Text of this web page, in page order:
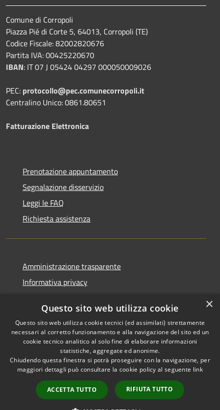
Comune di Corropoli
Piazza Pié di Corte 5, 64013, Corropoli (TE)
Codice Fiscale: 82002820676
Partita IVA: 00425220670
IBAN: IT 07 J 05424 04297 000050009026
PEC: protocollo@pec.comunecorropoli.it
Centralino Unico: 0861.80651
Fatturazione Elettronica
Prenotazione appuntamento
Segnalazione disservizio
Leggi le FAQ
Richiesta assistenza
Amministrazione trasparente
Informativa privacy
Dichiarazione di accessibilità
RSS
Accessibilità
Copyright © 2026 • Comune di
Corropoli • Powered by
Municipium•
Accesso
redazione
×
Questo sito web utilizza cookie
Questo sito web utilizza cookie tecnici (ed assimilati) strettamente
necessari al corretto funzionamento e alla navigazione del sito ed un
cookie tecnico analitico al solo fine di elaborare informazioni
statistiche, aggregate ed anonime.
Chiudendo questa finestra si potrà proseguire con la navigazione, per
maggiori dettagli può consultare la cookie policy al seguente link
ACCETTA TUTTO RIFIUTA TUTTO